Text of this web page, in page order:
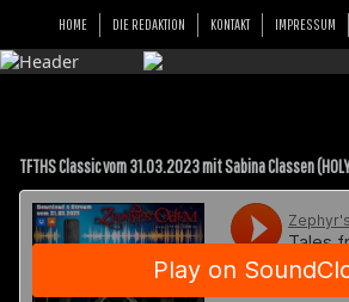
HOME DIE REDAKTION KONTAKT IMPRESSUM
TFTHS Classic vom 31.03.2023 mit Sabina Classen